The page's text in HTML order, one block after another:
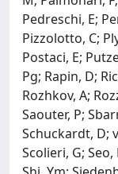
Pedreschi, E;
Pizzolotto, C;
Postaci, E;
Pg; Rapin, D;
Rozhkov, A;
Saouter, P;
Schuckardt, D;
Scolieri, G; Seo,